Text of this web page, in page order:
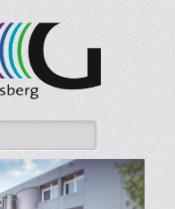
Städtisches
Gymnasium
Gevelsberg